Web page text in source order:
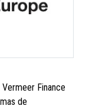
Finance
de